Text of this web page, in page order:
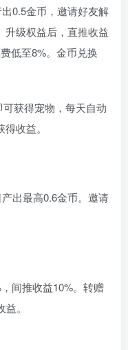
0.5金币，邀请好友解
升级权益后，直推收益
低至8%。金币兑换
获得宠物，每天自动
收益。
出最高0.6金币。邀请
间推收益10%。转赠
。